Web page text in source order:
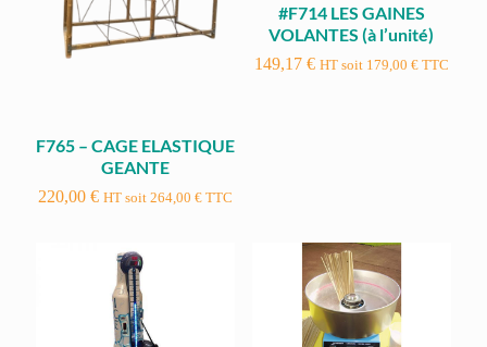
F765 – CAGE ELASTIQUE
GEANTE
220,00€ HT soit264,00€ TTC
#F714 LES GAINES
VOLANTES (à l’unité)
149,17 € HT soit 179,00 €TTC